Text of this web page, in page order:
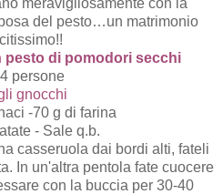
del pesto…un matrimonio
pesto di pomodori secchi
persone
gnocchi
-70 g di farina
- Sale q.b.
casseruola dai bordi alti, fateli
In un'altra pentola fate cuocere
con la buccia per 30-40